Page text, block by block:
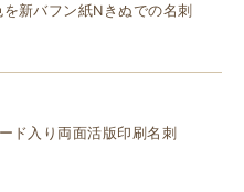
新バフン紙Nきぬでの名刺
ド入り両面活版印刷名刺